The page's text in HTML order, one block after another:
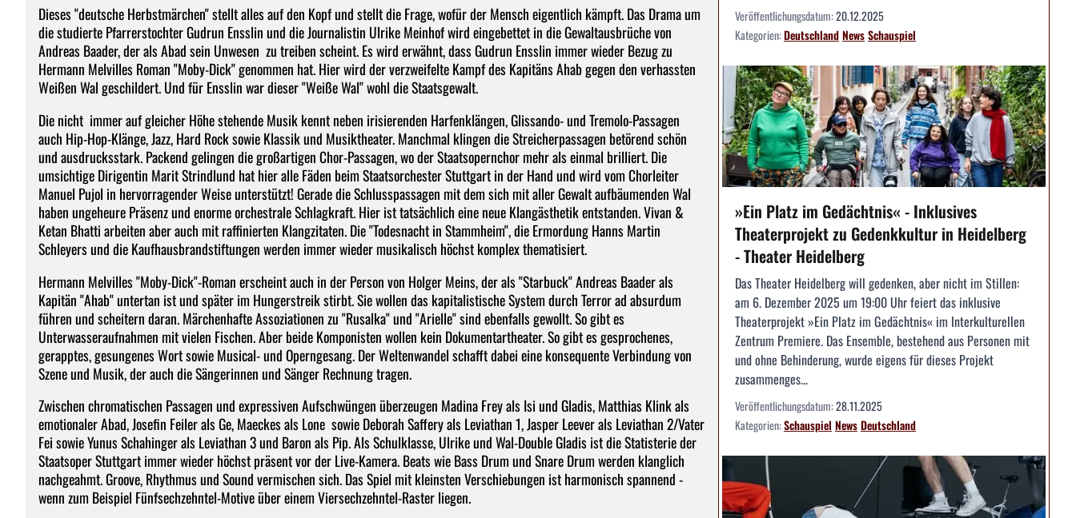
Dieses "deutsche Herbstmärchen" stellt alles auf den Kopf und stellt die Frage, wofür der Mensch eigentlich kämpft. Das Drama um
die studierte Pfarrerstochter Gudrun Ensslin und die Journalistin Ulrike Meinhof wird eingebettet in die Gewaltausbrüche von
Andreas Baader, der als Abad sein Unwesen zu treiben scheint. Es wird erwähnt, dass Gudrun Ensslin immer wieder Bezug zu
Hermann Melvilles Roman "Moby-Dick" genommen hat. Hier wird der verzweifelte Kampf des Kapitäns Ahab gegen den verhassten
Weißen Wal geschildert. Und für Ensslin war dieser "Weiße Wal" wohl die Staatsgewalt.
Die nicht immer auf gleicher Höhe stehende Musik kennt neben irisierenden Harfenklängen, Glissando- und Tremolo-Passagen
auch Hip-Hop-Klänge, Jazz, Hard Rock sowie Klassik und Musiktheater. Manchmal klingen die Streicherpassagen betörend schön
und ausdrucksstark. Packend gelingen die großartigen Chor-Passagen, wo der Staatsopernchor mehr als einmal brilliert. Die
umsichtige Dirigentin Marit Strindlund hat hier alle Fäden beim Staatsorchester Stuttgart in der Hand und wird vom Chorleiter
Manuel Pujol in hervorragender Weise unterstützt! Gerade die Schlusspassagen mit dem sich mit aller Gewalt aufbäumenden Wal
haben ungeheure Präsenz und enorme orchestrale Schlagkraft. Hier ist tatsächlich eine neue Klangästhetik entstanden. Vivan &
Ketan Bhatti arbeiten aber auch mit raffinierten Klangzitaten. Die "Todesnacht in Stammheim", die Ermordung Hanns Martin
Schleyers und die Kaufhausbrandstiftungen werden immer wieder musikalisch höchst komplex thematisiert.
Hermann Melvilles "Moby-Dick"-Roman erscheint auch in der Person von Holger Meins, der als "Starbuck" Andreas Baader als
Kapitän "Ahab" untertan ist und später im Hungerstreik stirbt. Sie wollen das kapitalistische System durch Terror ad absurdum
führen und scheitern daran. Märchenhafte Assoziationen zu "Rusalka" und "Arielle" sind ebenfalls gewollt. So gibt es
Unterwasseraufnahmen mit vielen Fischen. Aber beide Komponisten wollen kein Dokumentartheater. So gibt es gesprochenes,
gerapptes, gesungenes Wort sowie Musical- und Operngesang. Der Weltenwandel schafft dabei eine konsequente Verbindung von
Szene und Musik, der auch die Sängerinnen und Sänger Rechnung tragen.
Zwischen chromatischen Passagen und expressiven Aufschwüngen überzeugen Madina Frey als Isi und Gladis, Matthias Klink als
emotionaler Abad, Josefin Feiler als Ge, Maeckes als Lone sowie Deborah Saffery als Leviathan 1, Jasper Leever als Leviathan 2/Vater
Fei sowie Yunus Schahinger als Leviathan 3 und Baron als Pip. Als Schulklasse, Ulrike und Wal-Double Gladis ist die Statisterie der
Staatsoper Stuttgart immer wieder höchst präsent vor der Live-Kamera. Beats wie Bass Drum und Snare Drum werden klanglich
nachgeahmt. Groove, Rhythmus und Sound vermischen sich. Das Spiel mit kleinsten Verschiebungen ist harmonisch spannend -
wenn zum Beispiel Fünfsechzehntel-Motive über einem Viersechzehntel-Raster liegen.
Veröffentlichungsdatum:20.12.2025
Kategorien:DeutschlandNewsSchauspiel
»Ein Platz im Gedächtnis« - Inklusives
Theaterprojekt zu Gedenkkultur in Heidelberg
- Theater Heidelberg
Das Theater Heidelberg will gedenken, aber nicht im Stillen:
am 6. Dezember 2025 um 19:00 Uhr feiert das inklusive
Theaterprojekt »Ein Platz im Gedächtnis« im Interkulturellen
Zentrum Premiere. Das Ensemble, bestehend aus Personen mit
und ohne Behinderung, wurde eigens für dieses Projekt
zusammenges...
Veröffentlichungsdatum:28.11.2025
Kategorien:Schauspiel NewsDeutschland